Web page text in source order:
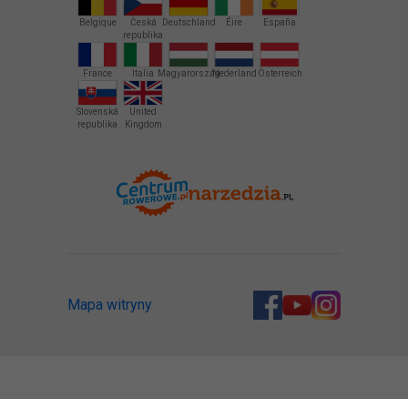
Belgique
Česká
republika
Deutschland Éire España
France Italia MagyarországNederland Österreich
Slovenská
republika
United
Kingdom
Mapa witryny